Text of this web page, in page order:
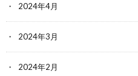
2024年4月
2024年3月
2024年2月